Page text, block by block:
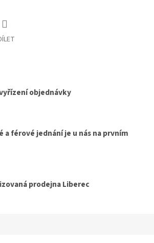
objednávky
a férové jednání je u nás na prvním
prodejna Liberec